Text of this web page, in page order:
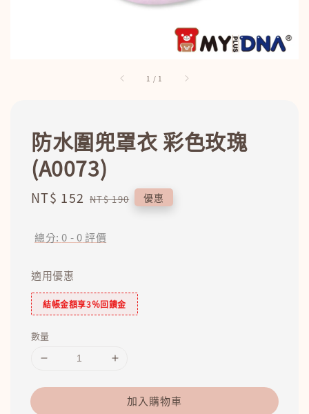
1 / 1
防水圍兜罩衣 彩色玫瑰
(A0073)
Sale
NT$ 152 Regular
NT$ 190 優惠
總分:0 -0評價
適用優惠
結帳金額享3％回饋金
數量
加入購物車